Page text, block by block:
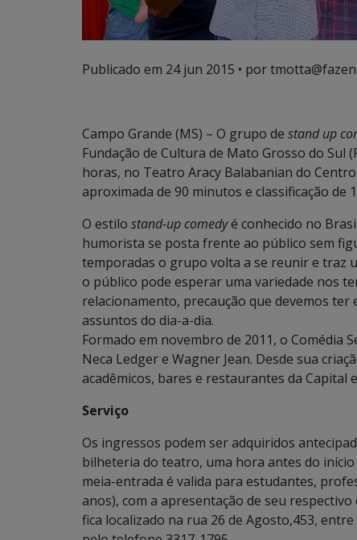
Publicado em 24 jun 2015 • por
Campo Grande (MS) – O grupo de stand up
Fundação de Cultura de Mato Grosso do Sul
horas, no Teatro Aracy Balabanian do
aproximada de 90 minutos e classificação de
O estilo stand-up comedyé conhecido no
humorista se posta frente ao público sem
temporadas o grupo volta a se reunir e traz
o público pode esperar uma variedade nos
relacionamento, precaução que devemos
assuntos do dia-a-dia.
Formado em novembro de 2011, o Comédia
Neca Ledger e Wagner Jean. Desde sua
acadêmicos, bares e restaurantes da Capital
Serviço
Os ingressos podem ser adquiridos
bilheteria do teatro, uma hora antes do início
meia-entrada é valida para estudantes,
anos), com a apresentação de seu
fica localizado na rua 26 de Agosto,453,